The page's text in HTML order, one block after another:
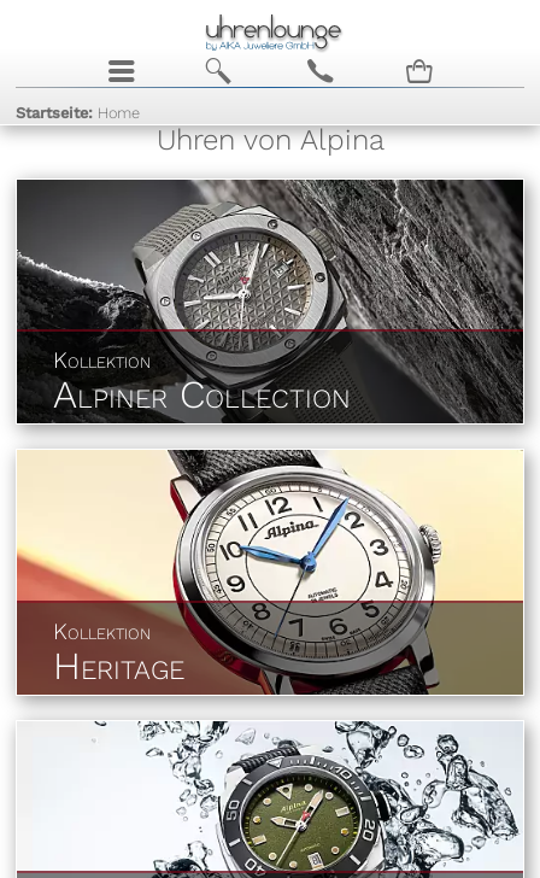
j b c n
Startseite: Home
Uhren von Alpina
Kollektion
Alpiner Collection
Kollektion
Heritage